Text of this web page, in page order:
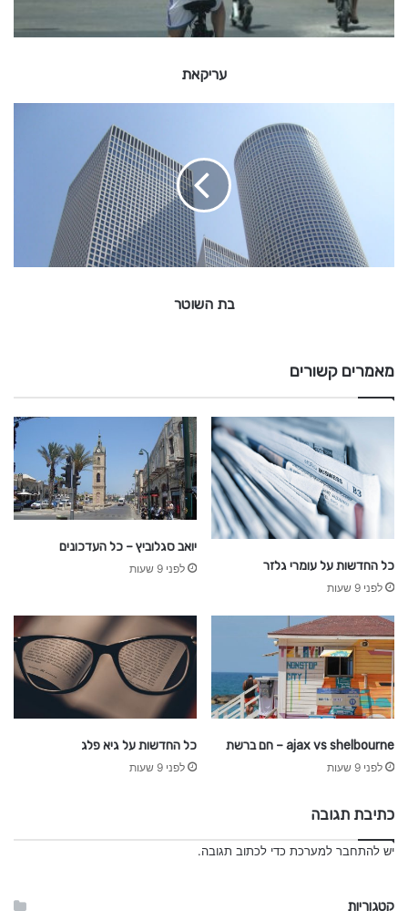
עריקאת
בת השוטר
מאמרים קשורים
כל החדשות על עומרי גלזר
לפני 9 שעות
יואב סגלוביץ – כל העדכונים
לפני 9 שעות
ajax vs shelbourne – חם ברשת
לפני 9 שעות
כל החדשות על גיא פלג
לפני 9 שעות
כתיבת תגובה
יש להתחבר למערכת כדי לכתוב תגובה.
קטגוריות